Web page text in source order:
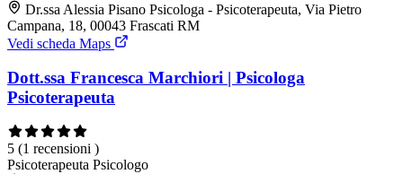
Dr.ssa Alessia Pisano Psicologa - Psicoterapeuta, Via Pietro
Campana, 18, 00043 Frascati RM
Vedi scheda Maps
Dott.ssa Francesca Marchiori | Psicologa
Psicoterapeuta
5 (1 recensioni )
Psicoterapeuta Psicologo